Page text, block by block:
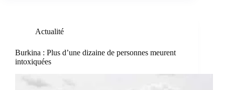
Actualité
Burkina : Plus d’une dizaine de personnes meurent
intoxiquées